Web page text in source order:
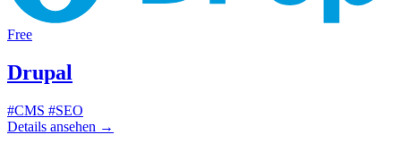
Free
Drupal
#CMS #SEO
Details ansehen →